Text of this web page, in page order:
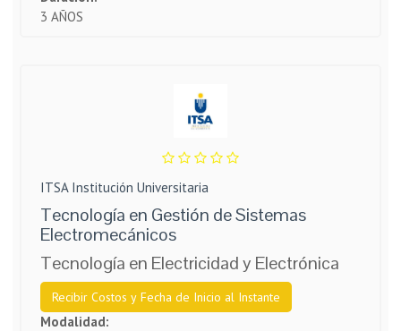
3 AÑOS
ITSA Institución Universitaria
Tecnología en Gestión de Sistemas
Electromecánicos
Tecnología en Electricidad y Electrónica
Recibir Costos y Fecha de Inicio al Instante
Modalidad: